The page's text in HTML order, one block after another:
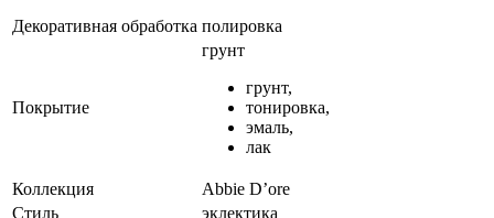
Декоративная обработка полировка
Покрытие
грунт
грунт,
тонировка,
эмаль,
лак
Коллекция
Abbie D’ore
Стиль
эклектика